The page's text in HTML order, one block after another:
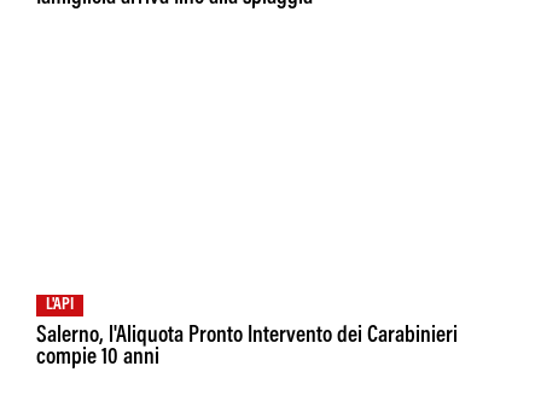
L'API
Salerno, l'Aliquota Pronto Intervento dei Carabinieri
compie 10 anni